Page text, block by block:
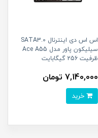
اس اس دی اینترنال SATA3.0
سیلیکون پاور مدل Ace A55
ظرفیت 256 گیگابایت
7,140,000 تومان